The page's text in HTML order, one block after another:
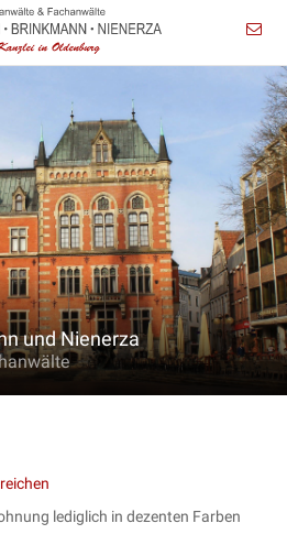
und Nienerza
lediglich in dezenten Farben